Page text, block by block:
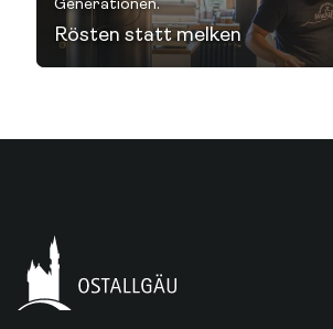
Rösten statt melken